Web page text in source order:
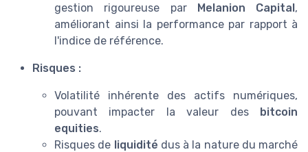
gestion rigoureuse par Melanion Capital,
améliorant ainsi la performance par rapport à
l'indice de référence.
Risques :
Volatilité inhérente des actifs numériques,
pouvant impacter la valeur des bitcoin
equities.
Risques de liquidité dus à la nature du marché